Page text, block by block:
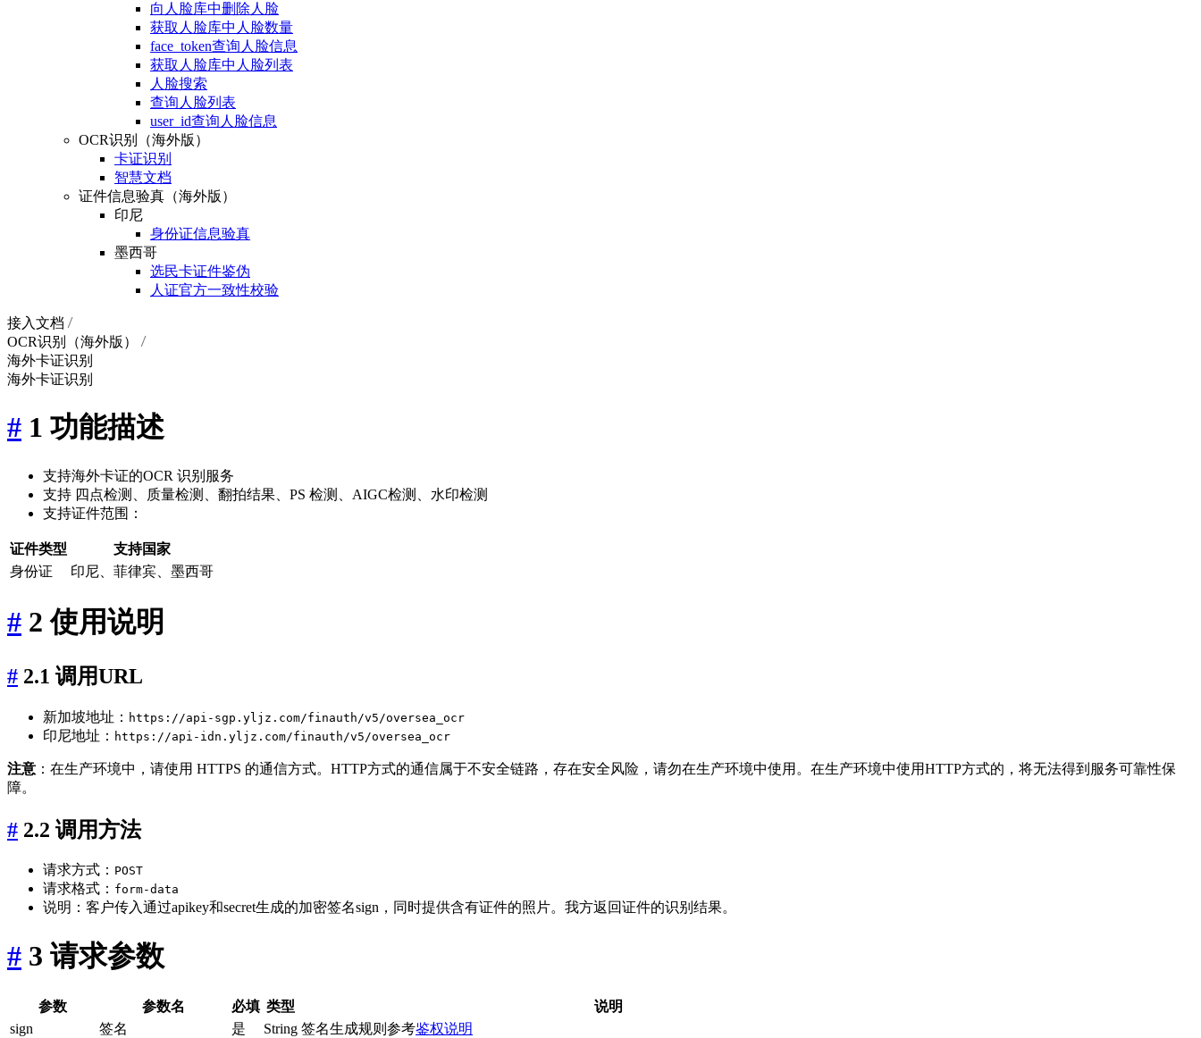
向人脸库中删除人脸
获取人脸库中人脸数量
face_token查询人脸信息
获取人脸库中人脸列表
人脸搜索
查询人脸列表
user_id查询人脸信息
OCR识别（海外版）
卡证识别
智慧文档
证件信息验真（海外版）
印尼
身份证信息验真
墨西哥
选民卡证件鉴伪
人证官方一致性校验
接入文档
OCR识别（海外版）
海外卡证识别
海外卡证识别
# 1 功能描述
支持海外卡证的OCR 识别服务
支持 四点检测、质量检测、翻拍结果、PS 检测、AIGC检测、水印检测
支持证件范围：
证件类型
支持国家
身份证
印尼、菲律宾、墨西哥
# 2 使用说明
# 2.1 调用URL
新加坡地址： https://api-sgp.yljz.com/finauth/v5/oversea_ocr
印尼地址： https://api-idn.yljz.com/finauth/v5/oversea_ocr
注意 ：在生产环境中，请使用 HTTPS 的通信方式。HTTP方式的通信属于不安全链路，存在安全风险，请勿在生产环境中使用。在生产环境中使用HTTP方式的，将无法得到服务可靠性保
障。
# 2.2 调用方法
请求方式： POST
请求格式： form-data
说明：客户传入通过apikey和secret生成的加密签名sign，同时提供含有证件的照片。我方返回证件的识别结果。
# 3 请求参数
参数 参数名 必填 类型
说明
sign
签名 是 String 签名生成规则参考鉴权说明